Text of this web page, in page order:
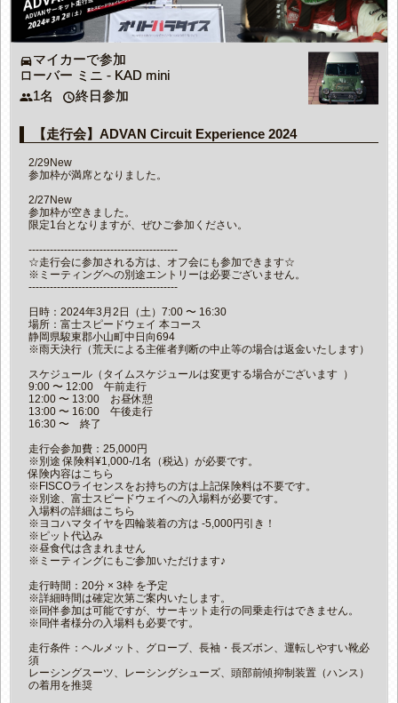
directions_carマイカーで参加
ローバー ミニ - KAD mini
people1名 access_time終日参加
【走行会】ADVAN Circuit Experience 2024
2/29New
参加枠が満席となりました。
2/27New
参加枠が空きました。
限定1台となりますが、ぜひご参加ください。
------------------------------------------
☆走行会に参加される方は、オフ会にも参加できます☆
※ミーティングへの別途エントリーは必要ございません。
------------------------------------------
日時：2024年3月2日（土）7:00 〜 16:30
場所：富士スピードウェイ 本コース
静岡県駿東郡小山町中日向694
※雨天決行（荒天による主催者判断の中止等の場合は返金いたします）
スケジュール（タイムスケジュールは変更する場合がございます ）
9:00 〜 12:00 午前走行
12:00 〜 13:00 お昼休憩
13:00 〜 16:00 午後走行
16:30 〜 終了
走行会参加費：25,000円
※別途 保険料¥1,000-/1名（税込）が必要です。
保険内容はこちら
※FISCOライセンスをお持ちの方は上記保険料は不要です。
※別途、富士スピードウェイへの入場料が必要です。
入場料の詳細はこちら
※ヨコハマタイヤを四輪装着の方は -5,000円引き！
※ピット代込み
※昼食代は含まれません
※ミーティングにもご参加いただけます♪
走行時間：20分 × 3枠 を予定
※詳細時間は確定次第ご案内いたします。
※同伴参加は可能ですが、サーキット走行の同乗走行はできません。
※同伴者様分の入場料も必要です。
走行条件：ヘルメット、グローブ、長袖・長ズボン、運転しやすい靴必
須
レーシングスーツ、レーシングシューズ、頭部前傾抑制装置（ハンス）
の着用を推奨